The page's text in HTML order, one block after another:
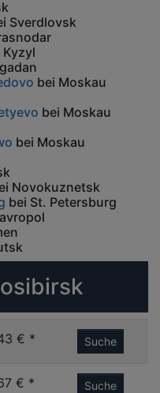
Sverdlovsk
Kyzyl
bei Moskau
bei Moskau
bei Moskau
Novokuznetsk
bei St. Petersburg
€ * Suche
€ * Suche